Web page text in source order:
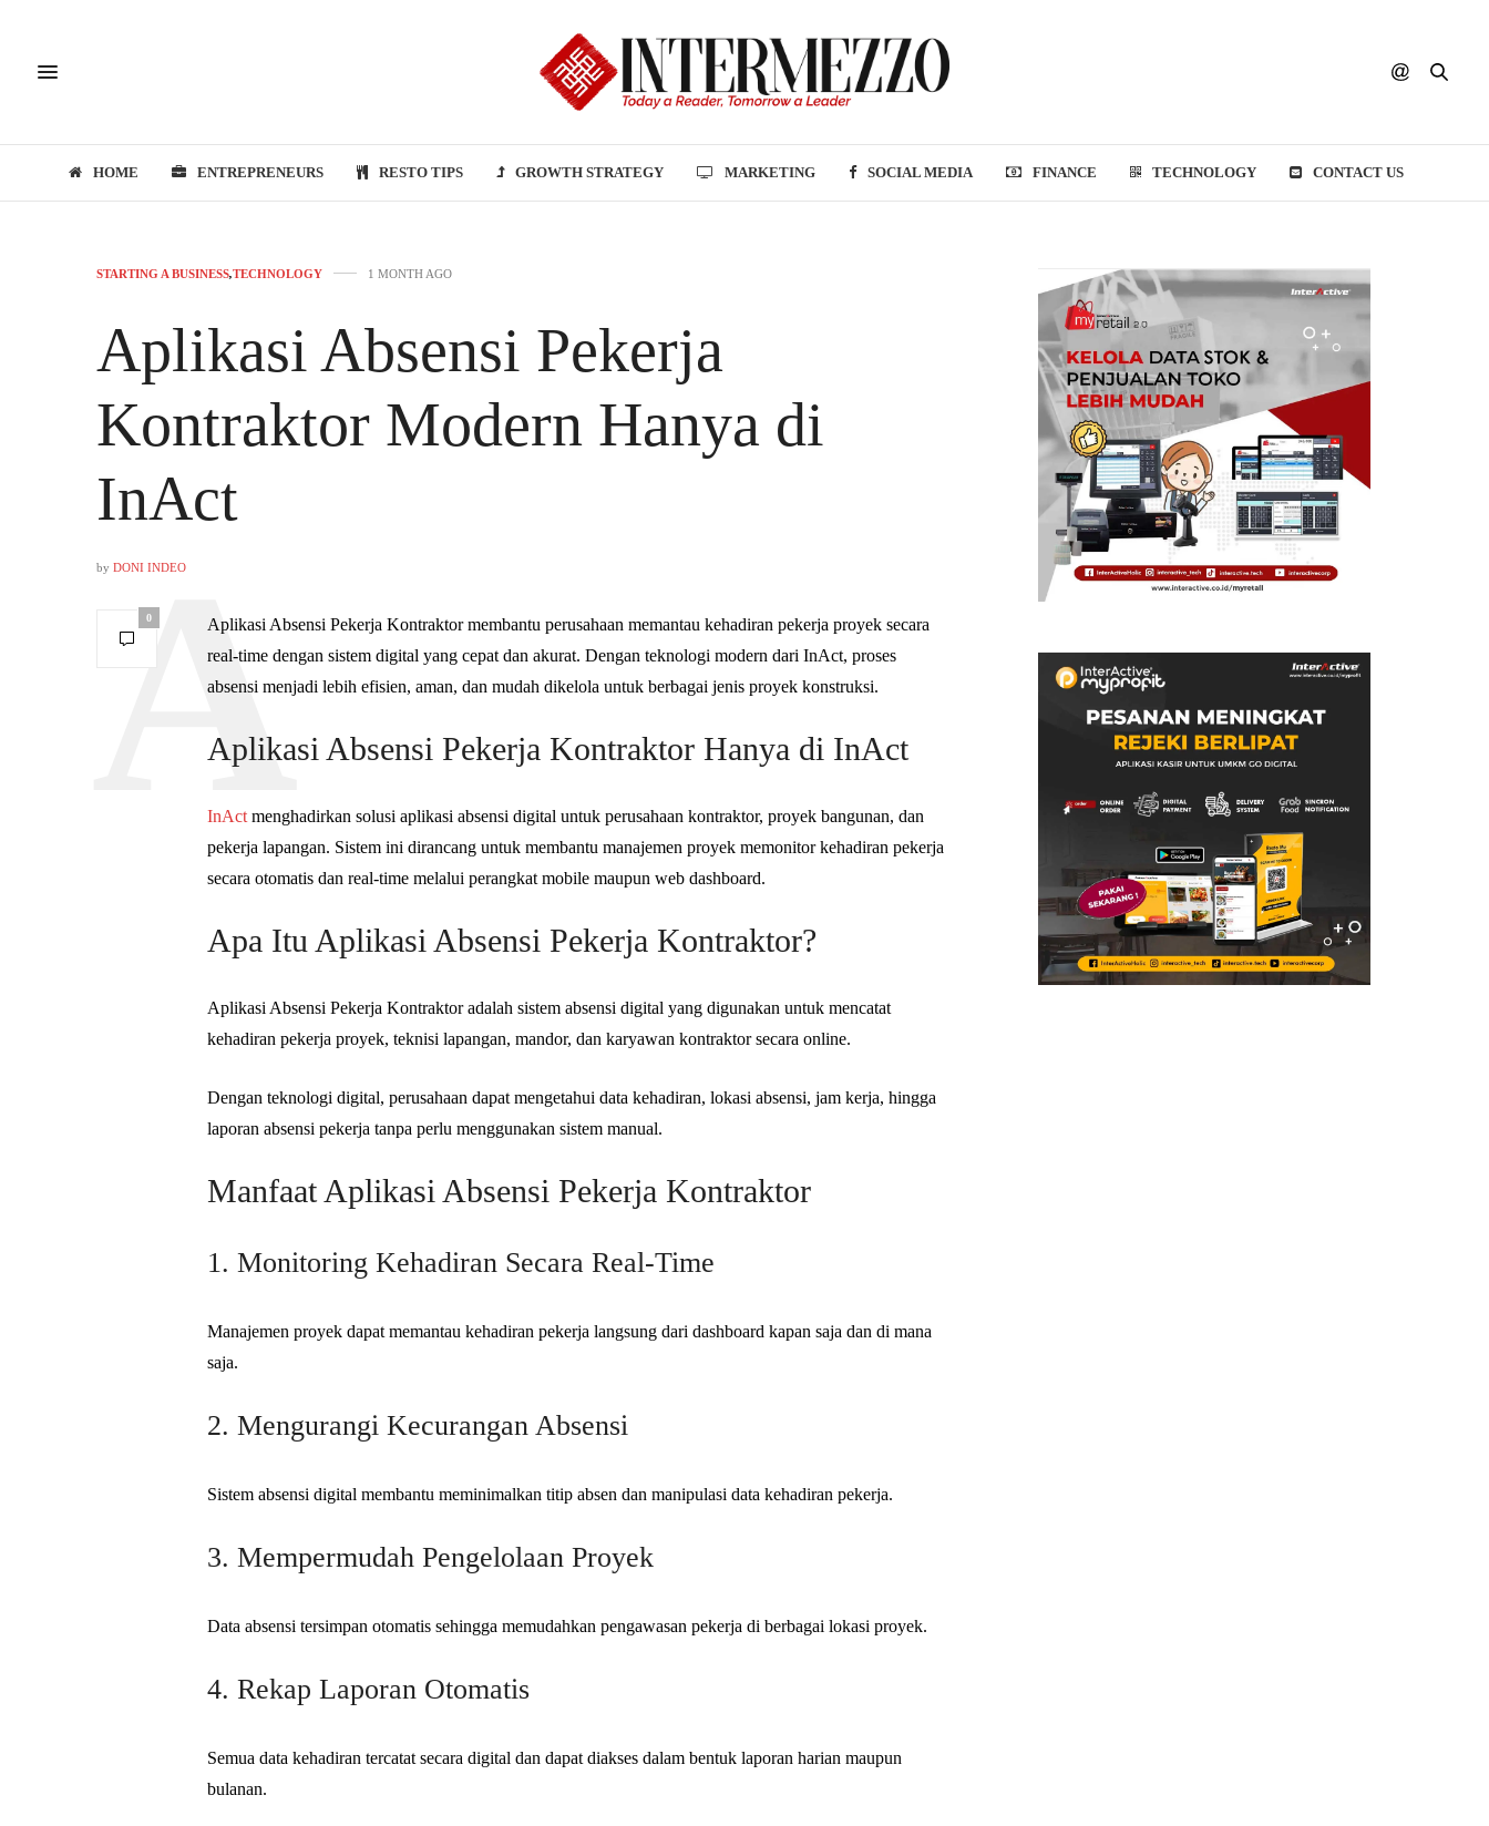
HOME ENTREPRENEURS RESTO TIPS GROWTH STRATEGY MARKETING SOCIAL MEDIA FINANCE TECHNOLOGY CONTACT US
STARTING A BUSINESS,TECHNOLOGY 1 MONTH AGO
Aplikasi Absensi Pekerja
Kontraktor Modern Hanya di
InAct
by DONI INDEO
0
Aplikasi Absensi Pekerja Kontraktor membantu perusahaan memantau kehadiran pekerja proyek secara
real-time dengan sistem digital yang cepat dan akurat. Dengan teknologi modern dari InAct, proses
absensi menjadi lebih efisien, aman, dan mudah dikelola untuk berbagai jenis proyek konstruksi.
Aplikasi Absensi Pekerja Kontraktor Hanya di InAct
InAct menghadirkan solusi aplikasi absensi digital untuk perusahaan kontraktor, proyek bangunan, dan
pekerja lapangan. Sistem ini dirancang untuk membantu manajemen proyek memonitor kehadiran pekerja
secara otomatis dan real-time melalui perangkat mobile maupun web dashboard.
Apa Itu Aplikasi Absensi Pekerja Kontraktor?
Aplikasi Absensi Pekerja Kontraktor adalah sistem absensi digital yang digunakan untuk mencatat
kehadiran pekerja proyek, teknisi lapangan, mandor, dan karyawan kontraktor secara online.
Dengan teknologi digital, perusahaan dapat mengetahui data kehadiran, lokasi absensi, jam kerja, hingga
laporan absensi pekerja tanpa perlu menggunakan sistem manual.
Manfaat Aplikasi Absensi Pekerja Kontraktor
1. Monitoring Kehadiran Secara Real-Time
Manajemen proyek dapat memantau kehadiran pekerja langsung dari dashboard kapan saja dan di mana
saja.
2. Mengurangi Kecurangan Absensi
Sistem absensi digital membantu meminimalkan titip absen dan manipulasi data kehadiran pekerja.
3. Mempermudah Pengelolaan Proyek
Data absensi tersimpan otomatis sehingga memudahkan pengawasan pekerja di berbagai lokasi proyek.
4. Rekap Laporan Otomatis
Semua data kehadiran tercatat secara digital dan dapat diakses dalam bentuk laporan harian maupun
bulanan.